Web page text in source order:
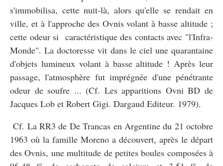
s'immobilisa, cette nuit-là, alors qu'elle se rendait en
ville, et à l'approche des Ovnis volant à basse altitude ;
cette odeur si caractéristique des contacts avec "l'Infra-
Monde". La doctoresse vit dans le ciel une quarantaine
d'objets lumineux volant à basse altitude ! Après leur
passage, l'atmosphère fut imprégnée d'une pénétrante
odeur de soufre ... (Cf. Les apparitions Ovni BD de
Jacques Lob et Robert Gigi. Dargaud Editeur. 1979).
Cf. La RR3 de De Trancas en Argentine du 21 octobre
1963 où la famille Moreno a découvert, après le départ
des Ovnis, une multitude de petites boules composées à